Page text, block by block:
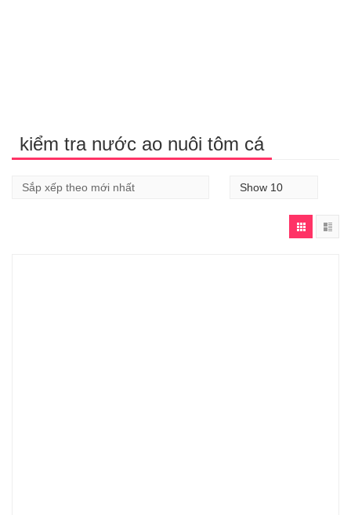
kiểm tra nước ao nuôi tôm cá